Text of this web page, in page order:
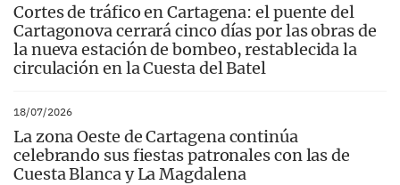
Cortes de tráfico en Cartagena: el puente del
Cartagonova cerrará cinco días por las obras de
la nueva estación de bombeo, restablecida la
circulación en la Cuesta del Batel
18/07/2026
La zona Oeste de Cartagena continúa
celebrando sus fiestas patronales con las de
Cuesta Blanca y La Magdalena